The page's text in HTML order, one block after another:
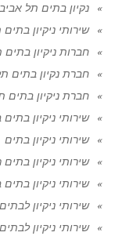
נקיון בתים תל אביב
שירותי ניקיון
חברות ניקיון
חברת נקיון בתים
חברת ניקיון בתים
שירותי ניקיון בתים
שירותי ניקיון בתים
שירותי ניקיון
שירותי ניקיון
שירותי ניקיון
שירותי ניקיון לבתים